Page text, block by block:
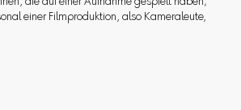
die auf einer Aufnahme gespielt haben;
einer Filmproduktion, also Kameraleute,